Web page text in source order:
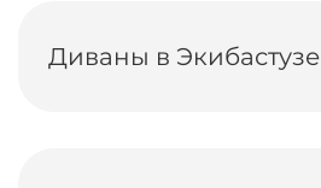
Диваны в Экибастузе